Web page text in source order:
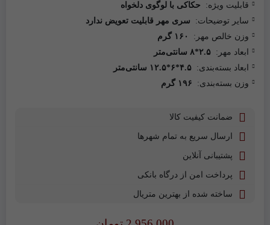
قابلیت ویژه:
حکاکی با لوگوی دلخواه
سایر توضیحات:
سری مهر قابلیت تعویض ندارد
وزن خالص مهر:
۱۶۰ گرم
ابعاد مهر: ۲.۵*۸ سانتی‌متر
ابعاد بسته‌بندی: ۴.۵*۶*۱۲.۵ سانتی‌متر
وزن بسته‌بندی:
۱۹۶ گرم
ضمانت کیفیت کالا
ارسال سریع به تمام شهرها
پشتیبانی آنلاین
پرداخت امن از درگاه بانکی
ساخته شده از بهترین متریال